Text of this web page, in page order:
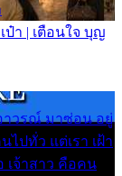
ป๋า | เตือนใจ บุญ
าวรณ์ มาซ่อน อยู่
ปทั่ว แต่เรา เฝ้า
เจ้าสาว คือคน